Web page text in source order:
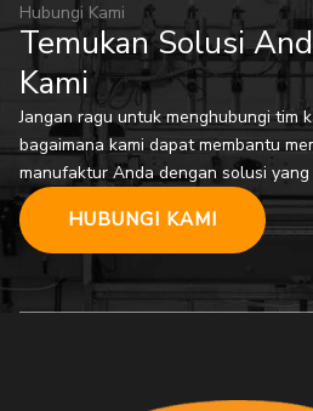
Hubungi Kami
Temukan Solusi
Kami
Jangan ragu untuk menghubungi tim
bagaimana kami dapat membantu
manufaktur Anda dengan solusi
HUBUNGI KAMI